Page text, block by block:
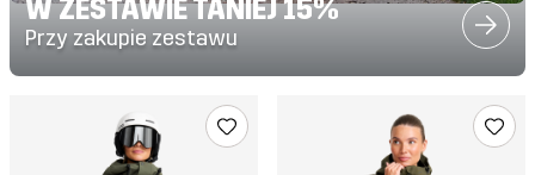
W ZESTAWIE TANIEJ 15%
Przy zakupie zestawu